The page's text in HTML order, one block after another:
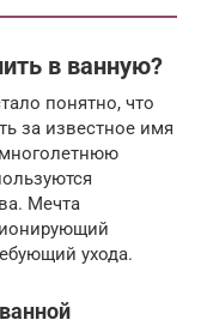
в ванную?
понятно, что
за известное имя
многолетнюю
Мечта
ухода.